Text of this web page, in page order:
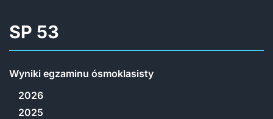
SP 53
Wyniki egzaminu ósmoklasisty
2026
2025